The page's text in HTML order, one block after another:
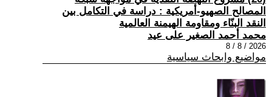
المصالح الصهيو-أمريكية : دراسة في التكامل بين
النقد البنّاء ومقاومة الهيمنة العالمية
محمد أحمد الصغير على عيد
2026 / 8 / 8
مواضيع وابحاث سياسية